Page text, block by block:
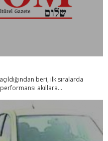
beri, ilk sıralarda
akıllara...